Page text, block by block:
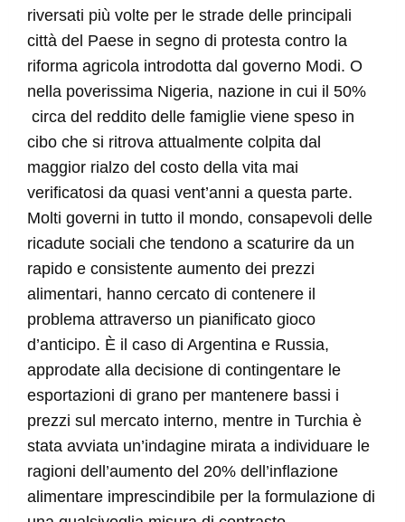
riversati più volte per le strade delle principali
città del Paese in segno di protesta contro la
riforma agricola introdotta dal governo Modi. O
nella poverissima Nigeria, nazione in cui il 50%
circa del reddito delle famiglie viene speso in
cibo che si ritrova attualmente colpita dal
maggior rialzo del costo della vita mai
verificatosi da quasi vent’anni a questa parte.
Molti governi in tutto il mondo, consapevoli delle
ricadute sociali che tendono a scaturire da un
rapido e consistente aumento dei prezzi
alimentari, hanno cercato di contenere il
problema attraverso un pianificato gioco
d’anticipo. È il caso di Argentina e Russia,
approdate alla decisione di contingentare le
esportazioni di grano per mantenere bassi i
prezzi sul mercato interno, mentre in Turchia è
stata avviata un’indagine mirata a individuare le
ragioni dell’aumento del 20% dell’inflazione
alimentare imprescindibile per la formulazione di